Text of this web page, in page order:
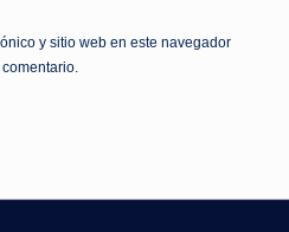
y sitio web en este navegador